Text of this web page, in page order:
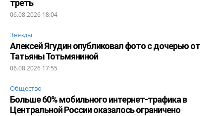
треть
06.08.2026 18:04
Звезды
Алексей Ягудин опубликовал фото с дочерью от
Татьяны Тотьмяниной
06.08.2026 17:55
Общество
Больше 60% мобильного интернет-трафика в
Центральной России оказалось ограничено